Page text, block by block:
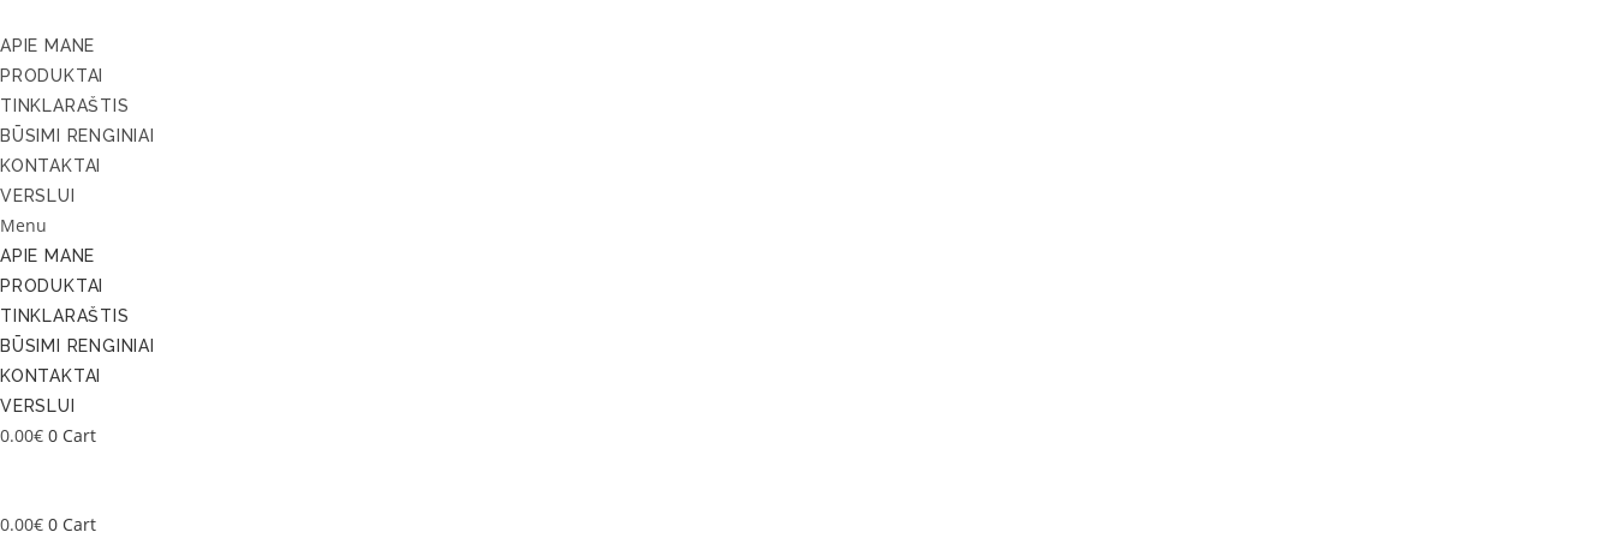
to
content
APIE MANE
PRODUKTAI
TINKLARAŠTIS
BŪSIMI RENGINIAI
KONTAKTAI
VERSLUI
Menu
APIE MANE
PRODUKTAI
TINKLARAŠTIS
BŪSIMI RENGINIAI
KONTAKTAI
VERSLUI
0.00€ 0 Cart
0.00€ 0 Cart